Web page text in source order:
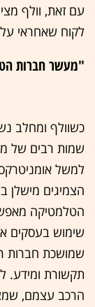
עם זאת, וולף
לקוח שאחראי על מעל 10%
"מעשר חברות
כשוולף ומחלב
שמות רבים של
למשל
הצמיגים מישלן
הטלמטיקה
שימוש בעסקים
שמושכת חברות
תקשורת ומידע.
הרכב עצמם,